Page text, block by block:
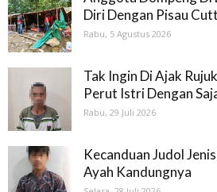
Diri Dengan Pisau
Rabu, 5 Agustus 2026
Tak Ingin Di Ajak
Perut Istri Dengan
Rabu, 29 Juli 2026
Kecanduan Judol
Ayah Kandungnya